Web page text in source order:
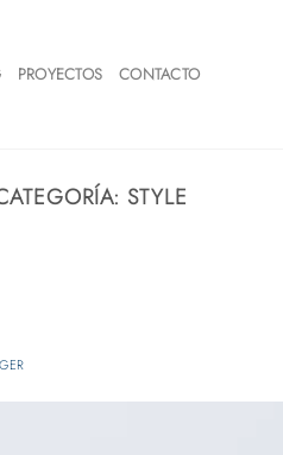
PROYECTOS CONTACTO
STYLE